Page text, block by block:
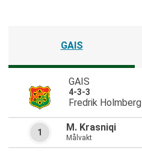
GAIS
GAIS
4-3-3
Fredrik Holmberg
M. Krasniqi
Målvakt
1